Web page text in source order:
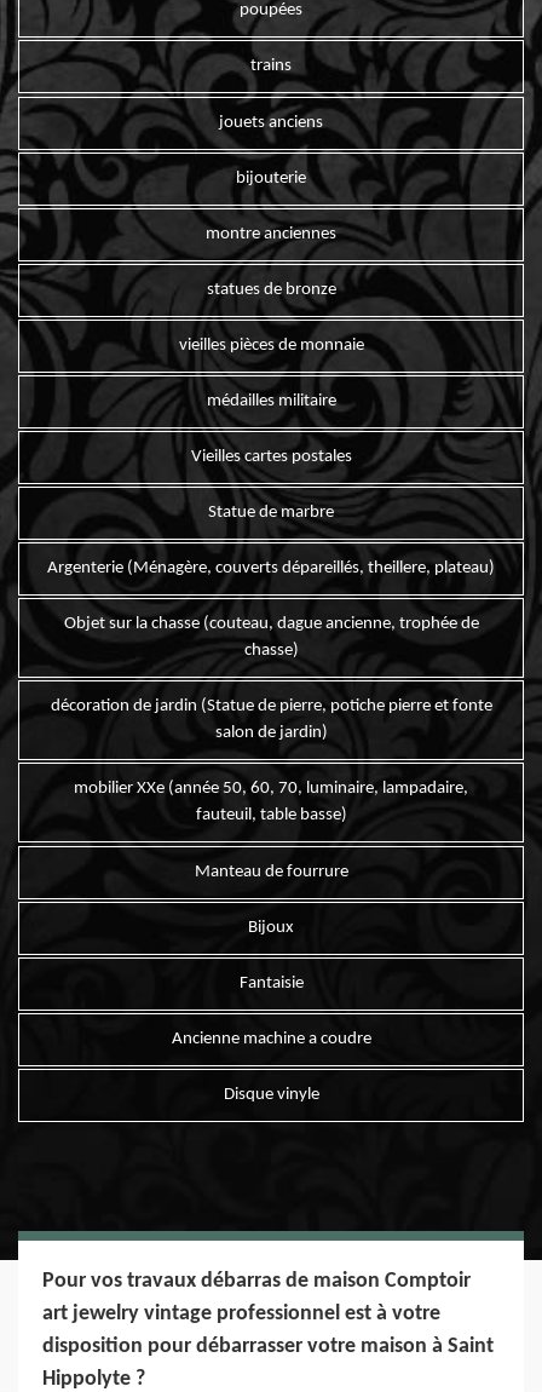
poupées
trains
jouets anciens
bijouterie
montre anciennes
statues de bronze
vieilles pièces de monnaie
médailles militaire
Vieilles cartes postales
Statue de marbre
Argenterie (Ménagère, couverts dépareillés, theillere, plateau)
Objet sur la chasse (couteau, dague ancienne, trophée de
chasse)
décoration de jardin (Statue de pierre, potiche pierre et fonte
salon de jardin)
mobilier XXe (année 50, 60, 70, luminaire, lampadaire,
fauteuil, table basse)
Manteau de fourrure
Bijoux
Fantaisie
Ancienne machine a coudre
Disque vinyle
Pour vos travaux débarras de maison Comptoir
art jewelry vintage professionnel est à votre
disposition pour débarrasser votre maison à Saint
Hippolyte ?